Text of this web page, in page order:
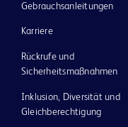
Gebrauchsanleitungen
Karriere
Rückrufe und
Sicherheitsmaßnahmen
Inklusion, Diversität und
Gleichberechtigung